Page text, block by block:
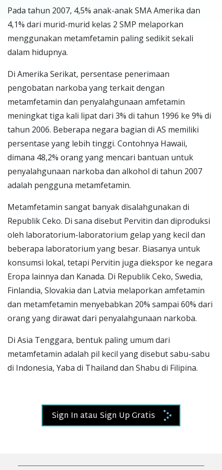
Pada tahun 2007, 4,5% anak-anak SMA Amerika dan
4,1% dari murid-murid kelas 2 SMP melaporkan
menggunakan metamfetamin paling sedikit sekali
dalam hidupnya.
Di Amerika Serikat, persentase penerimaan
pengobatan narkoba yang terkait dengan
metamfetamin dan penyalahgunaan amfetamin
meningkat tiga kali lipat dari 3% di tahun 1996 ke 9% di
tahun 2006. Beberapa negara bagian di AS memiliki
persentase yang lebih tinggi. Contohnya Hawaii,
dimana 48,2% orang yang mencari bantuan untuk
penyalahgunaan narkoba dan alkohol di tahun 2007
adalah pengguna metamfetamin.
Metamfetamin sangat banyak disalahgunakan di
Republik Ceko. Di sana disebut Pervitin dan diproduksi
oleh laboratorium-laboratorium gelap yang kecil dan
beberapa laboratorium yang besar. Biasanya untuk
konsumsi lokal, tetapi Pervitin juga diekspor ke negara
Eropa lainnya dan Kanada. Di Republik Ceko, Swedia,
Finlandia, Slovakia dan Latvia melaporkan amfetamin
dan metamfetamin menyebabkan 20% sampai 60% dari
orang yang dirawat dari penyalahgunaan narkoba.
Di Asia Tenggara, bentuk paling umum dari
metamfetamin adalah pil kecil yang disebut sabu-sabu
di Indonesia, Yaba di Thailand dan Shabu di Filipina.
Sign In atau Sign Up Gratis